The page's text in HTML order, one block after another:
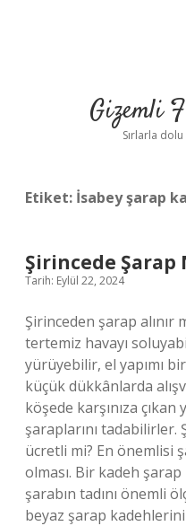
Gizemli
Sırlarla
Etiket: İsabey şarap
Şirincede Şarap
Tarih: Eylül 22, 2024
Şirinceden şarap alınır
tertemiz havayı
yürüyebilir, el yapımı
küçük dükkânlarda
köşede karşınıza
şaraplarını tadabilirler.
ücretli mi? En önemlisi
olması. Bir kadeh
şarabın tadını önemli
beyaz şarap